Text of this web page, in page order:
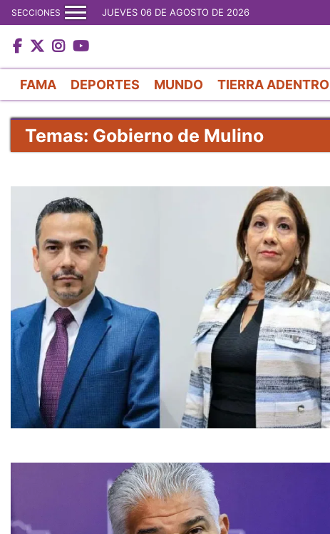
SECCIONES JUEVES 06 DE AGOSTO DE 2026
FAMA DEPORTES MUNDO TIERRA ADENTRO
Temas: Gobierno de Mulino